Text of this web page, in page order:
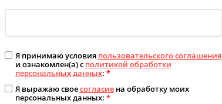
Я принимаю условия пользовательского соглашения
и ознакомлен(а) с политикой обработки
персональных данных: *
Я выражаю своесогласиена обработку моих
персональных данных: *